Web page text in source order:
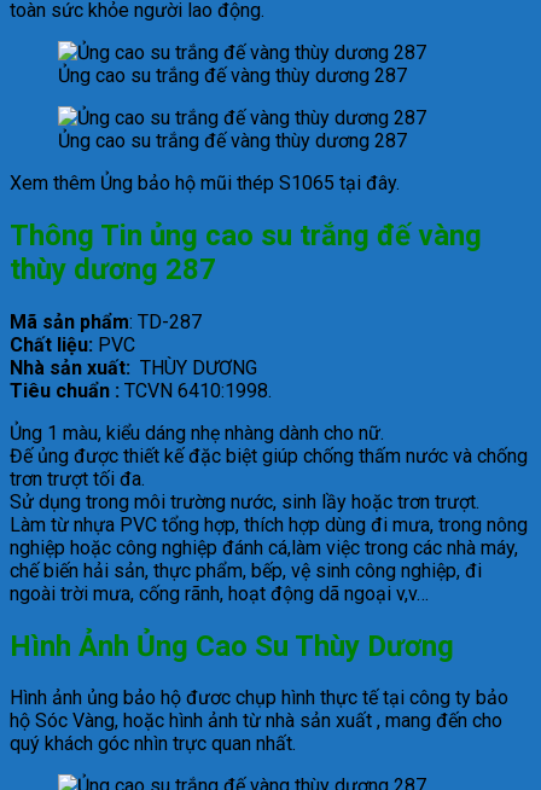
toàn sức khỏe người lao động.
Ủng cao su trắng đế vàng thùy dương 287
Ủng cao su trắng đế vàng thùy dương 287
Xem thêm Ủng bảo hộ mũi thép S1065 tại đây.
Thông Tin ủng cao su trắng đế vàng
thùy dương 287
Mã sản phẩm: TD-287
Chất liệu: PVC
Nhà sản xuất: THÙY DƯƠNG
Tiêu chuẩn : TCVN 6410:1998.
Ủng 1 màu, kiểu dáng nhẹ nhàng dành cho nữ.
Đế ủng được thiết kế đặc biệt giúp chống thấm nước và chống
trơn trượt tối đa.
Sử dụng trong môi trường nước, sinh lầy hoặc trơn trượt.
Làm từ nhựa PVC tổng hợp, thích hợp dùng đi mưa, trong nông
nghiệp hoặc công nghiệp đánh cá,làm việc trong các nhà máy,
chế biến hải sản, thực phẩm, bếp, vệ sinh công nghiệp, đi
ngoài trời mưa, cống rãnh, hoạt động dã ngoại v,v…
Hình Ảnh Ủng Cao Su Thùy Dương
Hình ảnh ủng bảo hộ đươc chụp hình thực tế tại công ty bảo
hộ Sóc Vàng, hoặc hình ảnh từ nhà sản xuất , mang đến cho
quý khách góc nhìn trực quan nhất.